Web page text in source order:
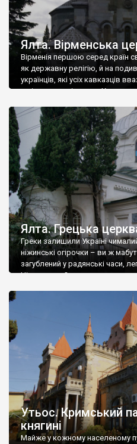
Ялта. Вірменська
Вірменія першою серед країн
як державну релігію, й на
українців, які усіх кавказців
є відданими вірянами Христа
Ялта. Грецька
Греки залишили Україні
ніжинські огірочки – ви ж
загублений у радянські часи,
Ніжин греки?
Утьос. Кримський
княгині
Майже у кожному населеному